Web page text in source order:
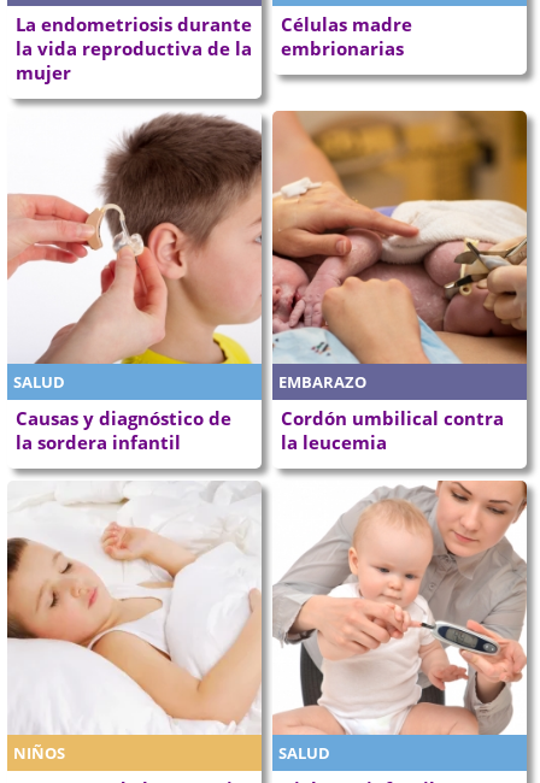
La endometriosis durante
la vida reproductiva de la
mujer
Células madre
embrionarias
SALUD
Causas y diagnóstico de
la sordera infantil
EMBARAZO
Cordón umbilical contra
la leucemia
NIÑOS SALUD